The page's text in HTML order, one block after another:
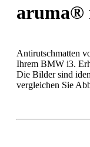
aruma®
Antirutschmatten
Ihrem BMW i3.
Die Bilder sind
vergleichen Sie